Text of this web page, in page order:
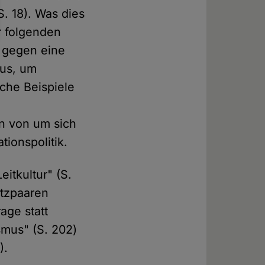
18). Was dies
folgenden
eine
um
Beispiele
von um sich
(S.
statt
(S. 202)